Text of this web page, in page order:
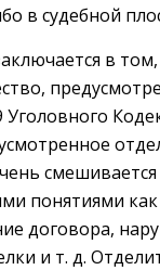
в судебной
в
Уголовного
понятиями как
договора,
и т. д.